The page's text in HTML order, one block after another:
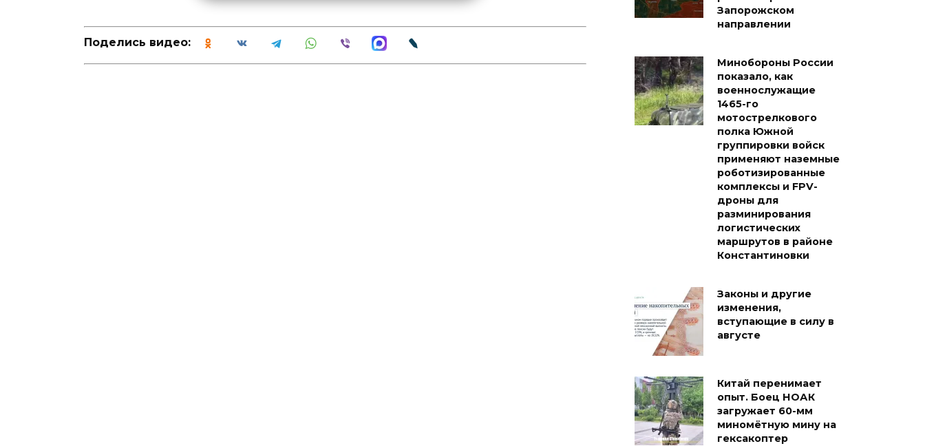
Поделись видео:
Запорожском
направлении
Минобороны России
показало, как
военнослужащие
1465-го
мотострелкового
полка Южной
группировки войск
применяют наземные
роботизированные
комплексы и FPV-
дроны для
разминирования
логистических
маршрутов в районе
Константиновки
Законы и другие
изменения,
вступающие в силу в
августе
Китай перенимает
опыт. Боец НОАК
загружает 60-мм
миномётную мину на
гексакоптер